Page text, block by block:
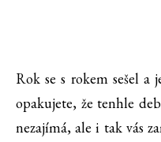
Rok se s rokem sešel a
opakujete, že tenhle
nezajímá, ale i tak vás